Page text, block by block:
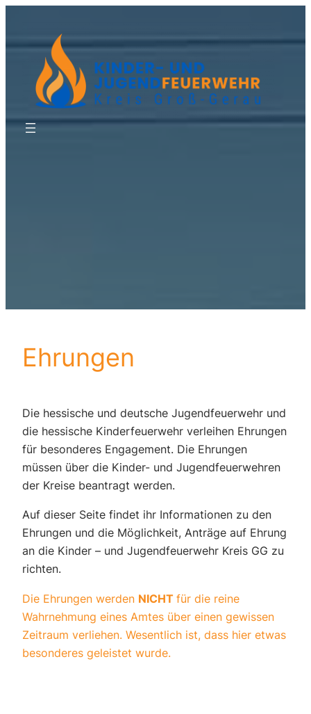
Ehrungen
Die hessische und deutsche Jugendfeuerwehr und
die hessische Kinderfeuerwehr verleihen Ehrungen
für besonderes Engagement. Die Ehrungen
müssen über die Kinder- und Jugendfeuerwehren
der Kreise beantragt werden.
Auf dieser Seite findet ihr Informationen zu den
Ehrungen und die Möglichkeit, Anträge auf Ehrung
an die Kinder – und Jugendfeuerwehr Kreis GG zu
richten.
Die Ehrungen werden NICHT für die reine
Wahrnehmung eines Amtes über einen gewissen
Zeitraum verliehen. Wesentlich ist, dass hier etwas
besonderes geleistet wurde.